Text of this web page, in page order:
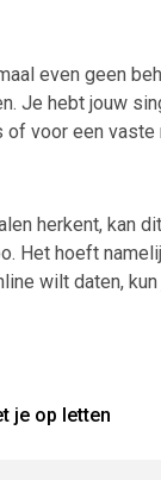
even geen
Je hebt jouw
voor een
herkent, kan
Het hoeft
wilt daten, kun
je op letten